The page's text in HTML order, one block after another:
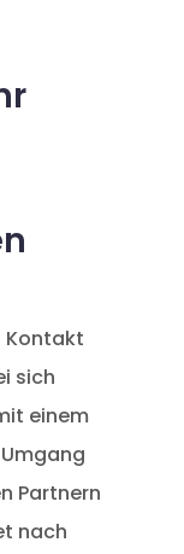
Kontakt
sich
einem
Partnern
nach